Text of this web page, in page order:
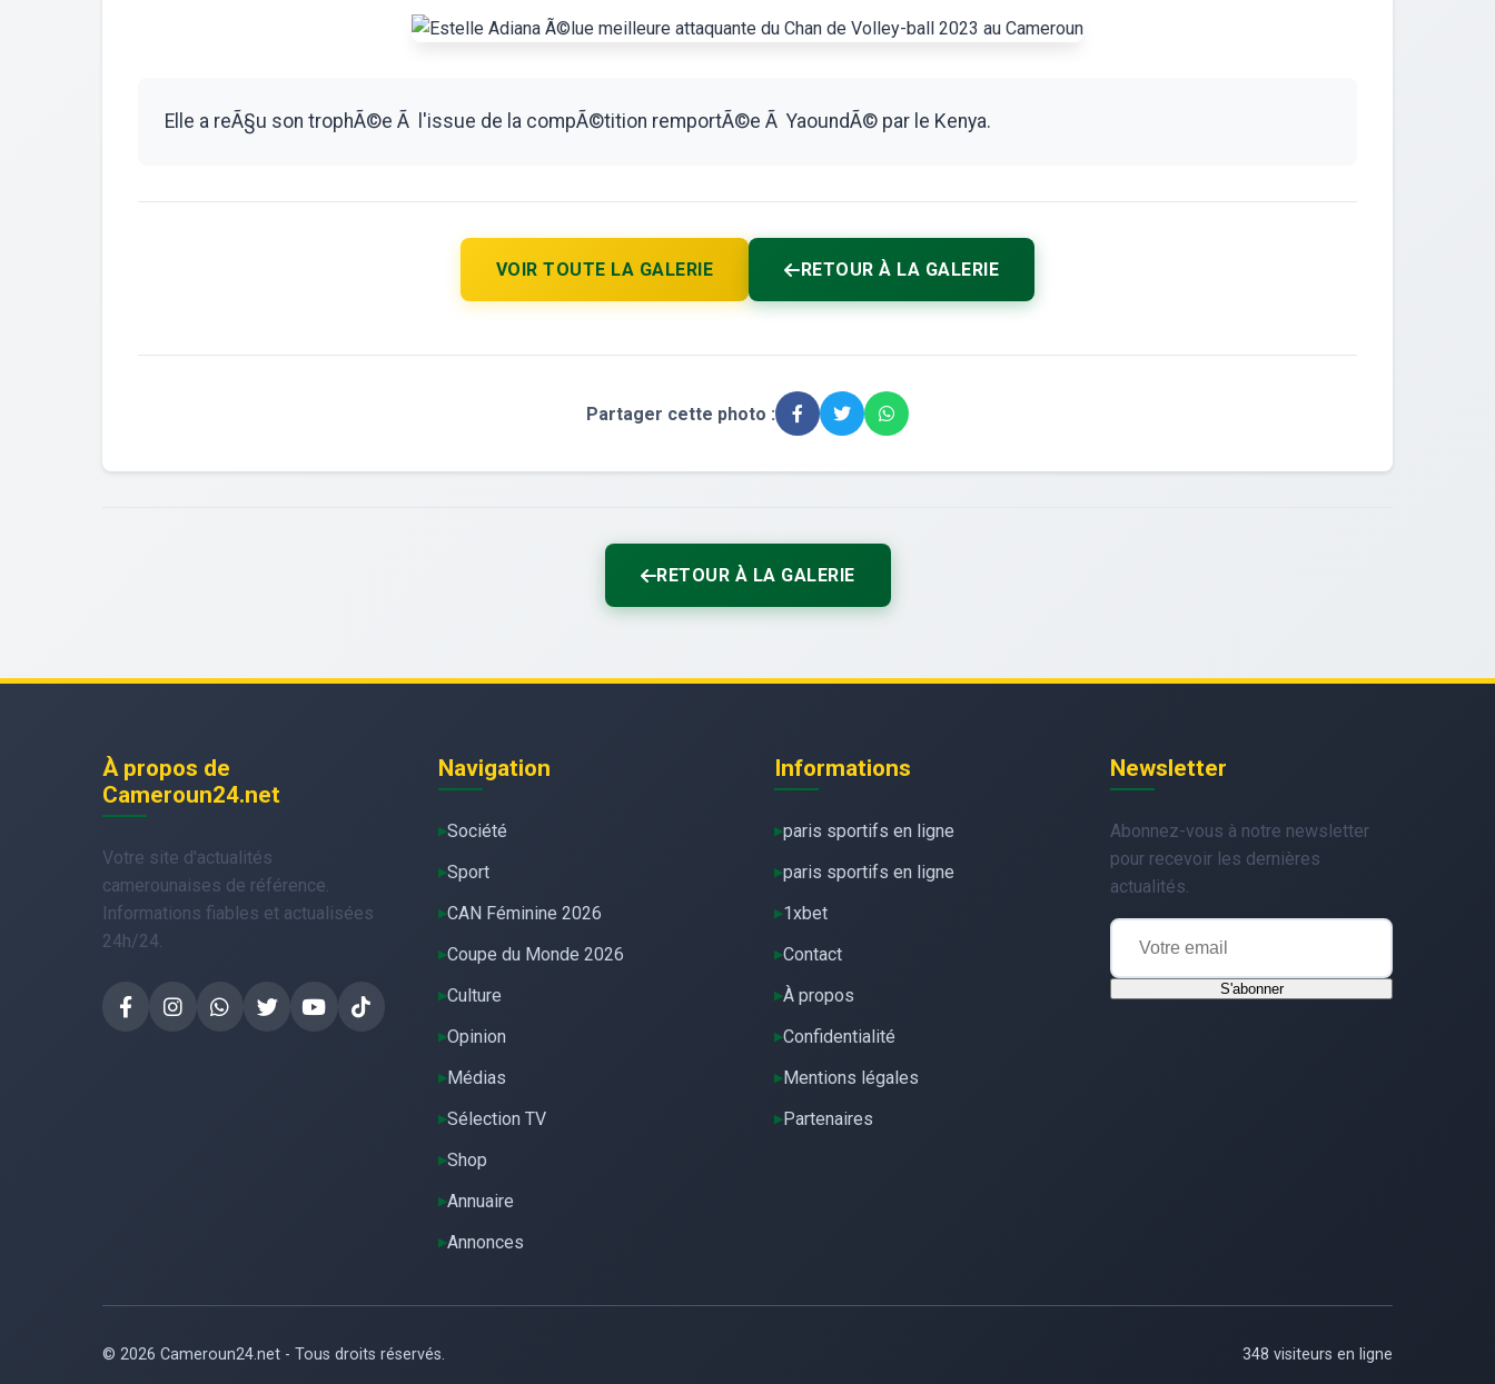
Elle a reÃ§u son trophÃ©e Ã l'issue de la compÃ©tition remportÃ©e Ã YaoundÃ© par le Kenya.
VOIR TOUTE LA GALERIE RETOUR À LA GALERIE
Partager cette photo :
RETOUR À LA GALERIE
À propos de
Cameroun24.net
Votre site d'actualités
camerounaises de référence.
Informations fiables et actualisées
24h/24.
Navigation
Société
Sport
CAN Féminine 2026
Coupe du Monde 2026
Culture
Opinion
Médias
Sélection TV
Shop
Annuaire
Annonces
Informations
paris sportifs en ligne
paris sportifs en ligne
1xbet
Contact
À propos
Confidentialité
Mentions légales
Partenaires
Newsletter
Abonnez-vous à notre newsletter
pour recevoir les dernières
actualités.
S'abonner
© 2026 Cameroun24.net - Tous droits réservés. 348 visiteurs en ligne